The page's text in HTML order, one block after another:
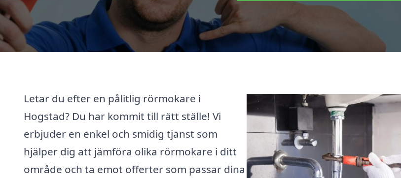
Letar du efter en pålitlig rörmokare i
Hogstad? Du har kommit till rätt ställe! Vi
erbjuder en enkel och smidig tjänst som
hjälper dig att jämföra olika rörmokare i ditt
område och ta emot offerter som passar dina